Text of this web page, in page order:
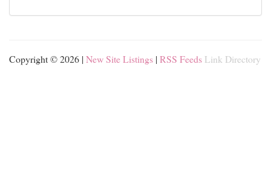
Copyright © 2026 | New Site Listings | RSS Feeds Link Directory